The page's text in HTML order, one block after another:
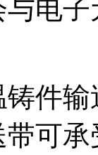
电
件
可